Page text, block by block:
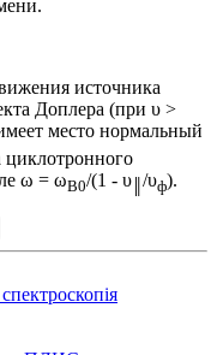
источника
Доплера (при υ >
место нормальный
циклотронного
ω = ωB0/(1 - υ /υф).